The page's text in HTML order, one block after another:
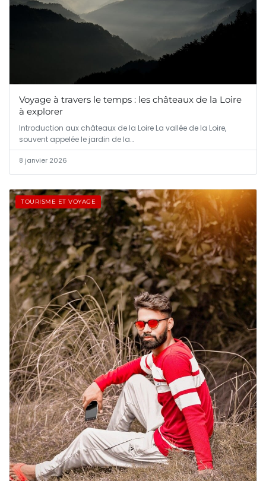
Voyage à travers le temps : les châteaux de la Loire
à explorer
Introduction aux châteaux de la Loire La vallée de la Loire,
souvent appelée le jardin de la…
8 janvier 2026
TOURISME ET VOYAGE